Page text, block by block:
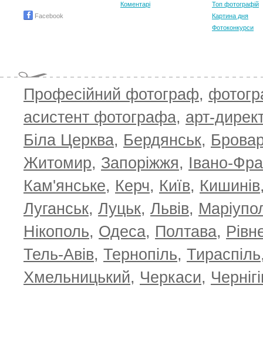
Facebook
Коментарі
Топ фотографій
Картина дня
Фотоконкурси
Професійний фотограф,
асистент фотографа, арт-
Біла Церква, Бердянськ,
Житомир, Запоріжжя, Івано-
Кам'янське, Керч, Київ, Кишинів
Луганськ, Луцьк, Львів,
Нікополь, Одеса, Полтава,
Тель-Авів, Тернопіль, Тираспіль
Хмельницький, Черкаси,